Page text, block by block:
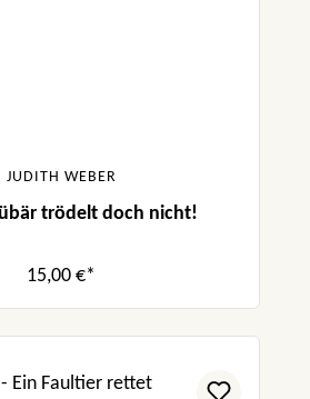
JUDITH WEBER
trödelt doch nicht!
15,00 €*